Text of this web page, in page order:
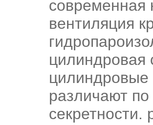
современная
вентиляция
цилиндровая
различают по
секретности.